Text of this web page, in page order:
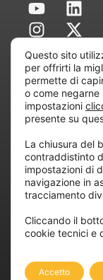
all’attività di
Informatica”
REA: MI –
rights reserved.
Policy
Questo sito
per offrirti la
permette di
o come negarne
impostazioni
presente su
La chiusura del
contraddistinto
impostazioni di
navigazione in
tracciamento
Cliccando il
cookie tecnici e
Accetto